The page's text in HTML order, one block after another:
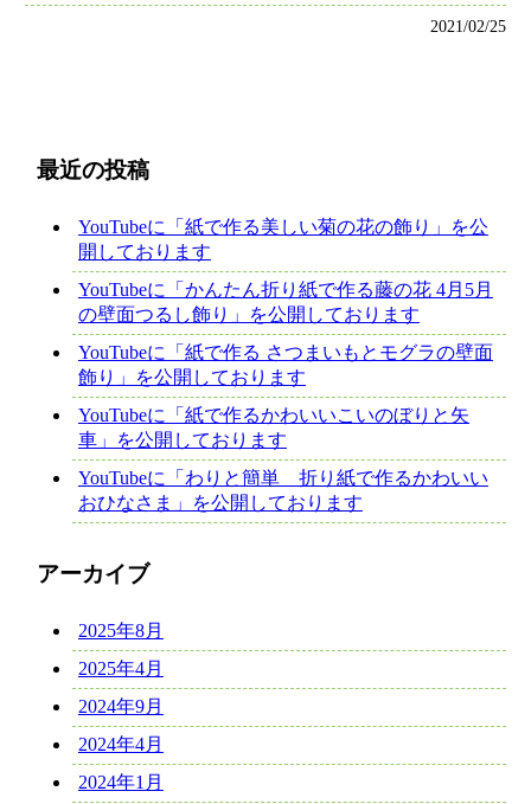
2021/02/25
最近の投稿
YouTubeに「紙で作る美しい菊の花の飾り」を公
開しております
YouTubeに「かんたん折り紙で作る藤の花 4月5月
の壁面つるし飾り」を公開しております
YouTubeに「紙で作る さつまいもとモグラの壁面
飾り」を公開しております
YouTubeに「紙で作るかわいいこいのぼりと矢
車」を公開しております
YouTubeに「わりと簡単 折り紙で作るかわいい
おひなさま」を公開しております
アーカイブ
2025年8月
2025年4月
2024年9月
2024年4月
2024年1月